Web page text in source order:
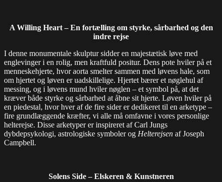
A Willing Heart – En fortælling om styrke, sårbarhed og den
indre rejse
I denne monumentale skulptur sidder en majestætisk løve med
englevinger i en rolig, men kraftfuld positur. Dens pote hviler på et
menneskehjerte, hvor aorta smelter sammen med løvens hale, som
om hjertet og løven er uadskillelige. Hjertet bærer et nøglehul af
messing, og i løvens mund hviler nøglen – et symbol på, at det
kræver både styrke og sårbarhed at åbne sit hjerte. Løven hviler på
en piedestal, hvor hver af de fire sider er dedikeret til en arketype –
fire grundlæggende kræfter, vi alle må omfavne i vores personlige
helterejse. Disse arketyper er inspireret af Carl Jungs
dybdepsykologi, astrologiske symboler og Helterejsen af Joseph
Campbell.
Solens Side – Elskeren & Kunstneren